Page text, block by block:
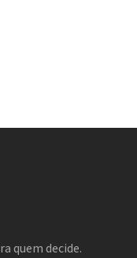
quem decide.